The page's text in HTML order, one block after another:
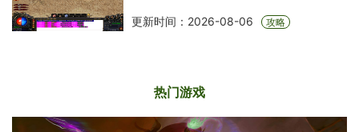
更新时间：2026-08-06 攻略
热门游戏